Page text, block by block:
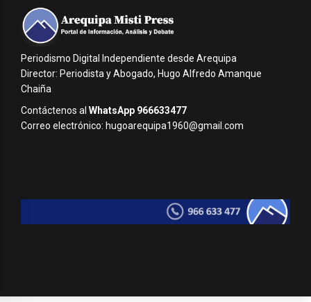
Periodismo Digital Independiente desde Arequipa
Director: Periodista y Abogado, Hugo Alfredo Amanque
Chaiña
Contáctenos al WhatsApp 966633477
Correo electrónico: hugoarequipa1960@gmail.com